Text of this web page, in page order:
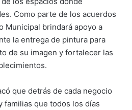
Como parte de los acuerdos
Municipal brindará apoyo a
la entrega de pintura para
de su imagen y fortalecer las
que detrás de cada negocio
familias que todos los días